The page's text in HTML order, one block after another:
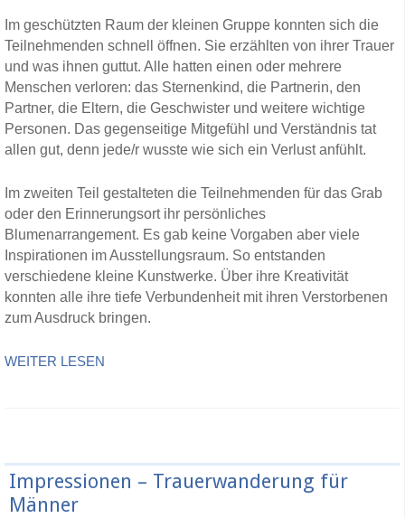
Im geschützten Raum der kleinen Gruppe konnten sich die
Teilnehmenden schnell öffnen. Sie erzählten von ihrer Trauer
und was ihnen guttut. Alle hatten einen oder mehrere
Menschen verloren: das Sternenkind, die Partnerin, den
Partner, die Eltern, die Geschwister und weitere wichtige
Personen. Das gegenseitige Mitgefühl und Verständnis tat
allen gut, denn jede/r wusste wie sich ein Verlust anfühlt.
Im zweiten Teil gestalteten die Teilnehmenden für das Grab
oder den Erinnerungsort ihr persönliches
Blumenarrangement. Es gab keine Vorgaben aber viele
Inspirationen im Ausstellungsraum. So entstanden
verschiedene kleine Kunstwerke. Über ihre Kreativität
konnten alle ihre tiefe Verbundenheit mit ihren Verstorbenen
zum Ausdruck bringen.
WEITER LESEN
Impressionen – Trauerwanderung für
Männer